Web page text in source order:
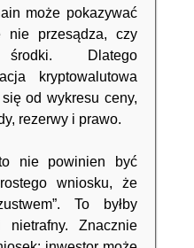
może pokazywać
przesądza, czy
Dlatego
kryptowalutowa
od wykresu ceny,
rezerwy i prawo.
nie powinien być
wniosku, że
To byłby
Znacznie